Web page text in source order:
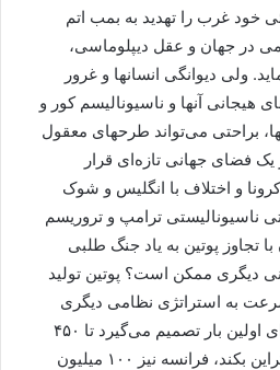
خود غرب را تهدید به بمب اتم
در جهان و عقل دیپلوماسی،
ولی دیوانگی انسانها و غرور
هیجانی آنها و ناسیونالیسم کور و
براحتی می‌تواند طرحهای معقول
فضای جهانی تازه‌ای قرار
و اختلاف با انگلیس و شوک
ناسیونالیستی ترامپ و تروریسم
با تجاوز پوتین به یاد جنگ طلبی
دیگری ممکن است؟ پوتین تولید
به استراتژی نظامی دیگری
می‌پردازد، اتحادیه اروپا برای اولین بار تصمیم می‌گیرد تا ۴۵۰
میلیون کمک نظامی به اوکراین بکند، فرانسه نیز ۱۰۰ میلیون